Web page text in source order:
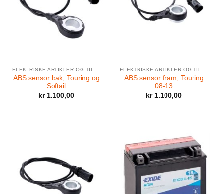
ABS sensor bak, Touring og
Softail
kr1.100,00
ABS sensor fram, Touring
08-13
kr1.100,00